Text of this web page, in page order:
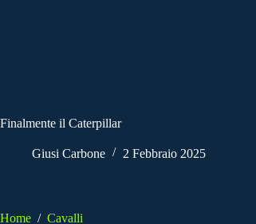
Finalmente il Caterpillar
Giusi Carbone 2 Febbraio 2025
Home / Cavalli